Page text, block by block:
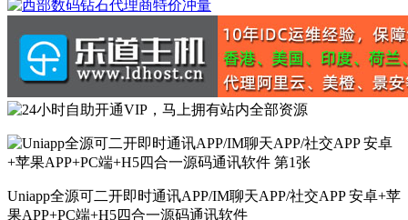
Uniapp全源可二开即时通讯APP/IM聊天APP/社交APP 安卓+苹
果APP+PC端+H5四合一源码通讯软件